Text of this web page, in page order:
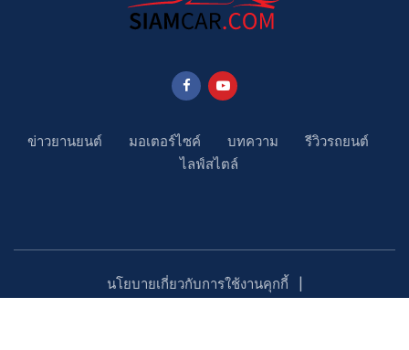
ข่าวยานยนต์ มอเตอร์ไซค์ บทความ
รีวิวรถยนต์
ไลฟ์สไตล์
นโยบายเกี่ยวกับการใช้งานคุกกี้